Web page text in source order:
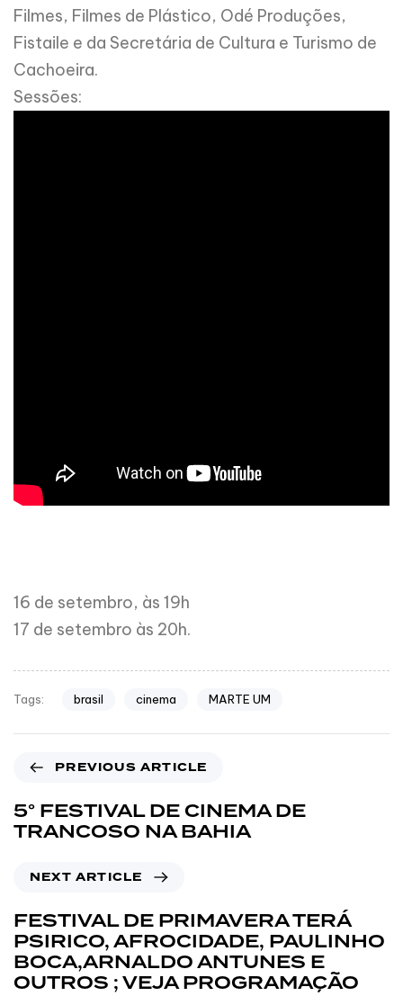
Filmes, Filmes de Plástico, Odé Produções,
Fistaile e da Secretária de Cultura e Turismo de
Cachoeira.
Sessões:
16 de setembro, às 19h
17 de setembro às 20h.
Tags: brasil cinema MARTE UM
PREVIOUS ARTICLE
5° FESTIVAL DE CINEMA DE
TRANCOSO NA BAHIA
NEXT ARTICLE
FESTIVAL DE PRIMAVERA TERÁ
PSIRICO, AFROCIDADE, PAULINHO
BOCA,ARNALDO ANTUNES E
OUTROS ; VEJA PROGRAMAÇÃO